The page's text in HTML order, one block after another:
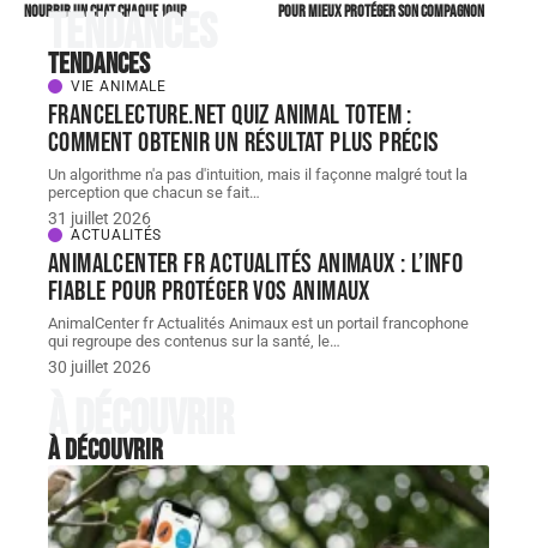
nourrir un chat chaque jour
pour mieux protéger son compagnon
Tendances
Tendances
VIE ANIMALE
FranceLecture.net quiz animal totem :
comment obtenir un résultat plus précis
Un algorithme n'a pas d'intuition, mais il façonne malgré tout la
perception que chacun se fait…
31 juillet 2026
ACTUALITÉS
AnimalCenter fr Actualités Animaux : l’info
fiable pour protéger vos animaux
AnimalCenter fr Actualités Animaux est un portail francophone
qui regroupe des contenus sur la santé, le…
30 juillet 2026
À découvrir
À découvrir